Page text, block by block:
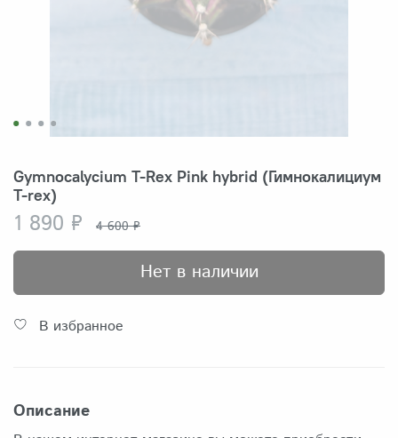
Gymnocalycium T-Rex Pink hybrid (Гимнокалициум
T-rex)
1 890 ₽ 4 600 ₽
Нет в наличии
В избранное
Описание